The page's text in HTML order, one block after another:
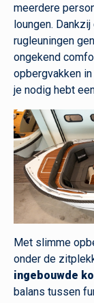
meerdere
loungen.
rugleuningen
ongekend
opbergvakken
je nodig hebt
Met slimme
onder de
ingebouwde
balans tussen